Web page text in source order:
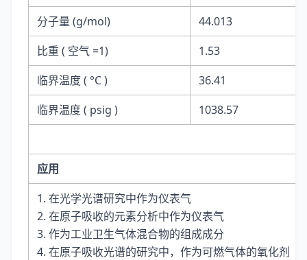
分子量 (g/mol)
44.013
比重 ( 空气 =1)
1.53
临界温度 ( °C )
36.41
临界温度 ( psig )
1038.57
应用
1. 在光学光谱研究中作为仪表气
2. 在原子吸收的元素分析中作为仪表气
3. 作为工业卫生气体混合物的组成成分
4. 在原子吸收光谱的研究中，作为可燃气体的氧化剂